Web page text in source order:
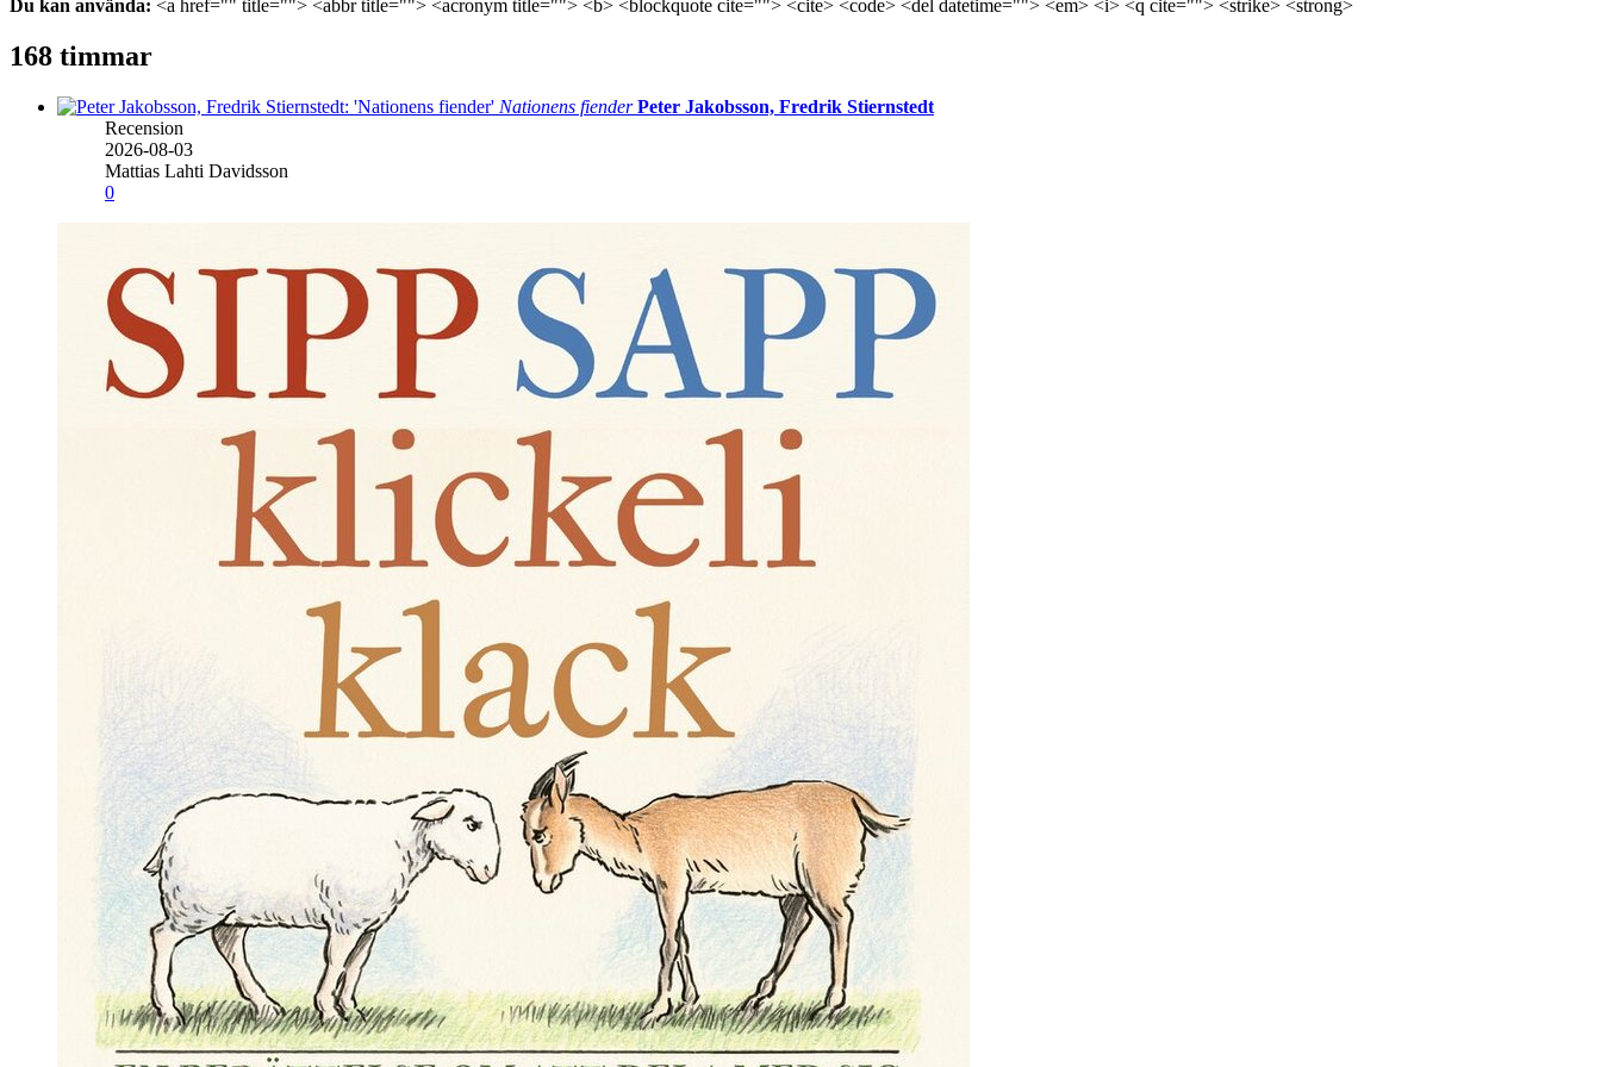
Du kan använda: <a href="" title=""> <abbr title=""> <acronym title=""> <b> <blockquote cite=""> <cite> <code> <del datetime=""> <em> <i> <q cite=""> <strike> <strong>
168 timmar
Nationens fiender Peter Jakobsson, Fredrik Stiernstedt
Recension
2026-08-03
Mattias Lahti Davidsson
0